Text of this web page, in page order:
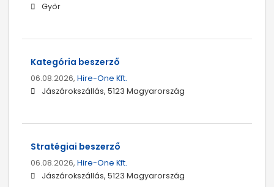
Győr
Kategória beszerző
06.08.2026, Hire-One Kft.
Jászárokszállás, 5123 Magyarország
Stratégiai beszerző
06.08.2026, Hire-One Kft.
Jászárokszállás, 5123 Magyarország